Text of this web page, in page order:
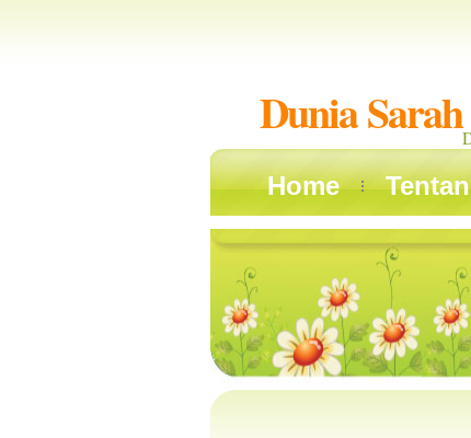
Dunia Sarah
Home